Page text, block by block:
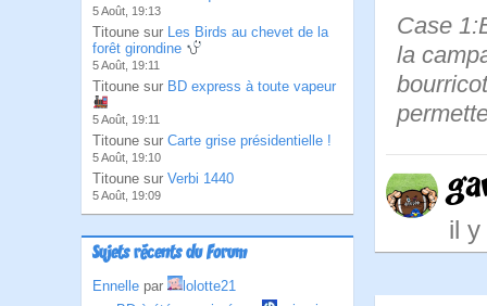
5 Août, 19:13
Titoune sur Les Birds au chevet de la
forêt girondine
5 Août, 19:11
Titoune sur BD express à toute vapeur
5 Août, 19:11
Titoune sur Carte grise présidentielle !
5 Août, 19:10
Titoune sur Verbi 1440
5 Août, 19:09
Sujets récents du Forum
Ennelle par
lolotte21
Case
la
il